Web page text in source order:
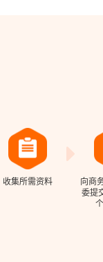
收集所需资料
向商
委提